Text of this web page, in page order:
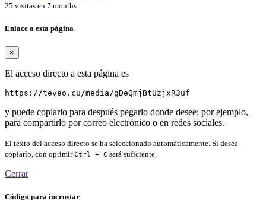
25 visitas en 7 months
Enlace a esta página
×
El acceso directo a esta página es
https://teveo.cu/media/gDeQmjBtUzjxR3uf
y puede copiarlo para después pegarlo donde desee; por ejemplo,
para compartirlo por correo electrónico o en redes sociales.
El texto del acceso directo se ha seleccionado automáticamente. Si desea
copiarlo, con oprimirCtrl + C será suficiente.
Cerrar
Código para incrustar